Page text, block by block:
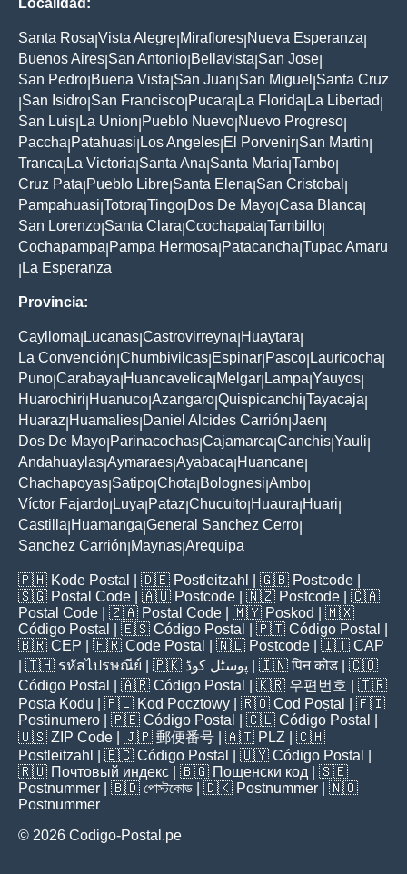
Localidad:
Santa Rosa Vista Alegre Miraflores Nueva Esperanza
Buenos Aires San Antonio Bellavista San Jose
San Pedro Buena Vista San Juan San Miguel Santa Cruz
San Isidro San Francisco Pucara La Florida La Libertad
San Luis La Union Pueblo Nuevo Nuevo Progreso
Paccha Patahuasi Los Angeles El Porvenir San Martin
Tranca La Victoria Santa Ana Santa Maria Tambo
Cruz Pata Pueblo Libre Santa Elena San Cristobal
Pampahuasi Totora Tingo Dos De Mayo Casa Blanca
San Lorenzo Santa Clara Ccochapata Tambillo
Cochapampa Pampa Hermosa Patacancha Tupac Amaru
La Esperanza
Provincia:
Caylloma Lucanas Castrovirreyna Huaytara
La Convención Chumbivilcas Espinar Pasco Lauricocha
Puno Carabaya Huancavelica Melgar Lampa Yauyos
Huarochiri Huanuco Azangaro Quispicanchi Tayacaja
Huaraz Huamalies Daniel Alcides Carrión Jaen
Dos De Mayo Parinacochas Cajamarca Canchis Yauli
Andahuaylas Aymaraes Ayabaca Huancane
Chachapoyas Satipo Chota Bolognesi Ambo
Víctor Fajardo Luya Pataz Chucuito Huaura Huari
Castilla Huamanga General Sanchez Cerro
Sanchez Carrión Maynas Arequipa
🇵🇭 Kode Postal | 🇩🇪 Postleitzahl | 🇬🇧 Postcode
🇸🇬 Postal Code | 🇦🇺 Postcode | 🇳🇿 Postcode | 🇨🇦
Postal Code | 🇿🇦 Postal Code | 🇲🇾 Poskod
| 🇲🇽
Código Postal
| 🇪🇸 Código Postal | 🇵🇹 Código Postal
🇧🇷 CEP | 🇫🇷 Code Postal | 🇳🇱 Postcode | 🇮🇹 CAP
| 🇹🇭 รหัสไปรษณีย์ | 🇵🇰 پوسٹل کوڈ | 🇮🇳पिन कोड | 🇨🇴
Código Postal
| 🇦🇷 Código Postal | 🇰🇷 우편번호
| 🇹🇷
Posta Kodu | 🇵🇱 Kod Pocztowy | 🇷🇴 Cod Poștal
| 🇫🇮
Postinumero | 🇵🇪 Código Postal | 🇨🇱 Código Postal
🇺🇸 ZIP Code | 🇯🇵 郵便番号 | 🇦🇹 PLZ | 🇨🇭
Postleitzahl
| 🇪🇨 Código Postal | 🇺🇾 Código Postal
🇷🇺 Почтовый индекс | 🇧🇬 Пощенски код | 🇸🇪
Postnummer | 🇧🇩 পোস্টকোড | 🇩🇰 Postnummer | 🇳🇴
Postnummer
© 2026 Codigo-Postal.pe